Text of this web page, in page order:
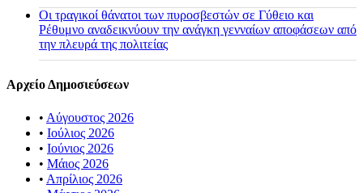
Οι τραγικοί θάνατοι των πυροσβεστών σε Γύθειο και
Ρέθυμνο αναδεικνύουν την ανάγκη γενναίων αποφάσεων από
την πλευρά της πολιτείας
Αρχείο Δημοσιεύσεων
• Αύγουστος 2026
• Ιούλιος 2026
• Ιούνιος 2026
• Μάιος 2026
• Απρίλιος 2026